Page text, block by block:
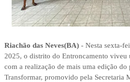
Riachão das Neves(BA)- Nesta sexta-
2025, o distrito do Entroncamento viveu
com a realização de mais uma edição do
Transformar, promovido pela Secretaria